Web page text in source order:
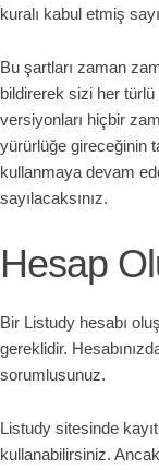
kuralı kabul etmiş
Bu şartları zaman
bildirerek sizi her
versiyonları hiçbir
yürürlüğe gireceğinin
kullanmaya devam
sayılacaksınız.
Hesap
Bir Listudy hesabı
gereklidir.
sorumlusunuz.
Listudy sitesinde
kullanabilirsiniz.